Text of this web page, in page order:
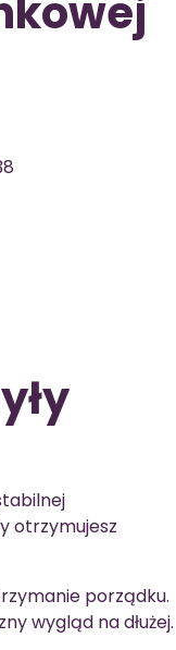
otrzymujesz
porządku.
wygląd na dłużej.